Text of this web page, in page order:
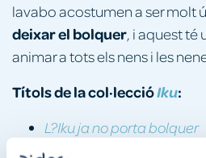
lavabo acostumen a ser molt
deixar el bolquer, i aquest té
animar a tots els nens i les
Títols de la col·leccióIku:
L?Iku ja no porta bolquer